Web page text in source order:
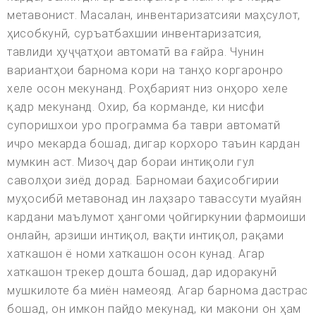
метавонист. Масалан, инвентаризатсияи маҳсулот,
ҳисобкунӣ, суръатбахшии инвентаризатсия,
тавлиди ҳуҷҷатҳои автоматӣ ва ғайра. Чунин
вариантҳои барнома кори на танҳо коргаронро
хеле осон мекунанд. Роҳбарият низ онҳоро хеле
қадр мекунанд. Охир, ба корманде, ки нисфи
супоришхои уро программа ба таври автоматй
ичро мекарда бошад, дигар корхоро таъин кардан
мумкин аст. Мизоҷ дар бораи интиқоли гул
саволҳои зиёд дорад. Барномаи баҳисобгирии
муҳосибӣ метавонад ин лаҳзаро тавассути муайян
кардани маълумот ҳангоми ҷойгиркунии фармоиши
онлайн, арзиши интиқол, вақти интиқол, рақами
хаткашон ё номи хаткашон осон кунад. Агар
хаткашон трекер дошта бошад, дар идоракунӣ
мушкилоте ба миён намеояд. Агар барнома дастрас
бошад, он имкон пайдо мекунад, ки макони он ҳам